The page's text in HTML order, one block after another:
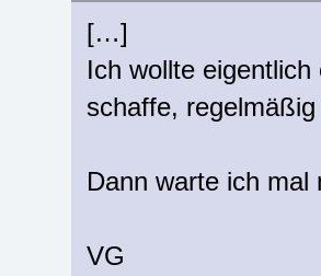
[…]
Ich wollte
schaffe,
Dann warte ich
VG